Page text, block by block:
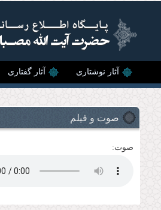
آثار نوشتاری آثار گفتاری
صوت و فیلم
صوت: